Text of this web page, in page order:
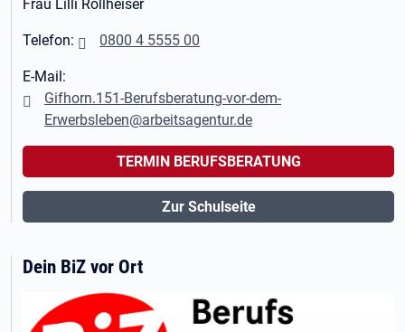
Frau Lilli Rollheiser
Telefon: 0800 4 5555 00
E-Mail:
Gifhorn.151-Berufsberatung-vor-dem-
Erwerbsleben@arbeitsagentur.de
TERMIN BERUFSBERATUNG
Zur Schulseite
Dein BiZ vor Ort